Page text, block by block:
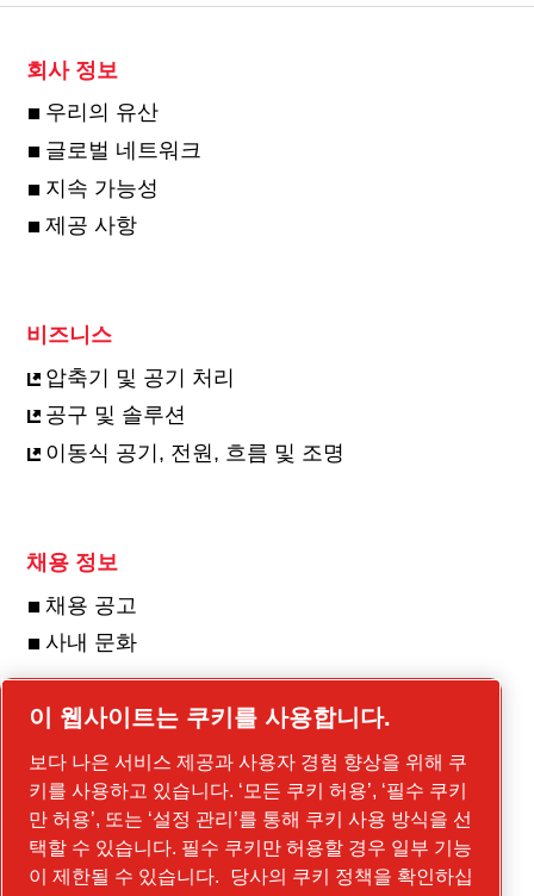
회사 정보
우리의 유산
글로벌 네트워크
지속 가능성
제공 사항
비즈니스
압축기 및 공기 처리
공구 및 솔루션
이동식 공기, 전원, 흐름 및 조명
채용 정보
채용 공고
사내 문화
사진 및 동영상 갤러리
갤러리를 방문하세요
이 웹사이트는 쿠키를 사용합니다.
보다 나은 서비스 제공과 사용자 경험 향상을 위해 쿠
키를 사용하고 있습니다. ‘모든 쿠키 허용’, ‘필수 쿠키
만 허용’, 또는 ‘설정 관리’를 통해 쿠키 사용 방식을 선
택할 수 있습니다. 필수 쿠키만 허용할 경우 일부 기능
이 제한될 수 있습니다.
당사의 쿠키 정책을 확인하십